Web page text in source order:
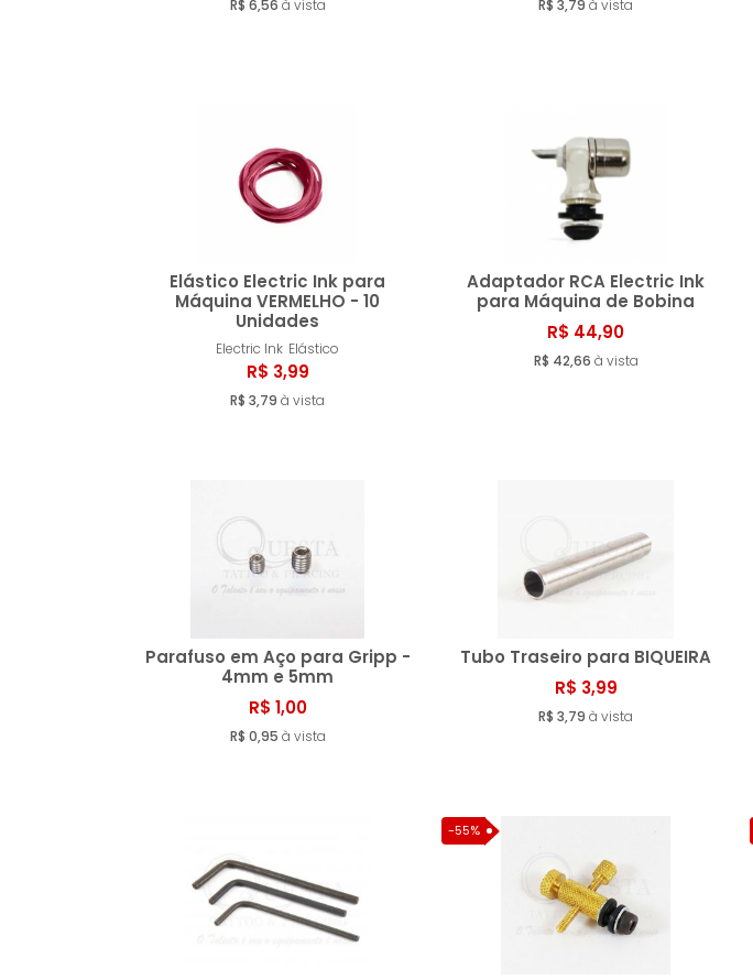
R$ 6,56 à vista R$ 3,79 à vista
Elástico Electric Ink para
Máquina VERMELHO - 10
Unidades
Electric Ink Elástico
R$ 3,99
R$ 3,79 à vista
Comprar
Adaptador RCA Electric Ink
para Máquina de Bobina
R$ 44,90
R$ 42,66 à vista
Comprar
Parafuso em Aço para Gripp -
4mm e 5mm
R$ 1,00
R$ 0,95 à vista
Comprar
Tubo Traseiro para BIQUEIRA
R$ 3,99
R$ 3,79 à vista
Comprar
-55%